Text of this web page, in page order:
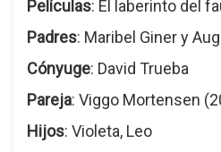
Películas: El laberinto del
Padres: Maribel Giner y
Cónyuge: David Trueba
Pareja: Viggo Mortensen
Hijos: Violeta, Leo